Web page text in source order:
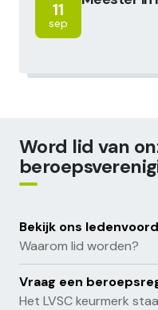
11
sep
Word lid van
Bekijk ons
Waarom lid worden?
Vraag een
Het LVSC keurmerk